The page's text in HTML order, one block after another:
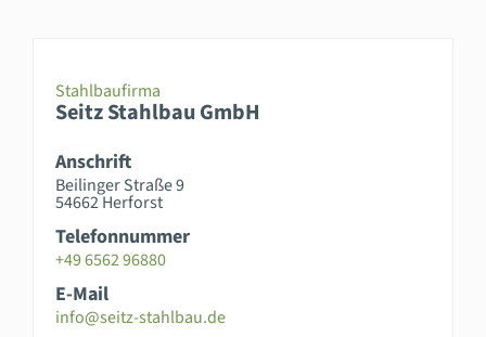
Stahlbaufirma
Seitz Stahlbau GmbH
Anschrift
Beilinger Straße 9
54662 Herforst
Telefonnummer
+49 6562 96880
E-Mail
info@seitz-stahlbau.de